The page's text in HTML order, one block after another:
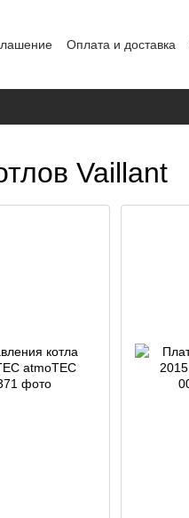
Оплата и доставка
Vaillant